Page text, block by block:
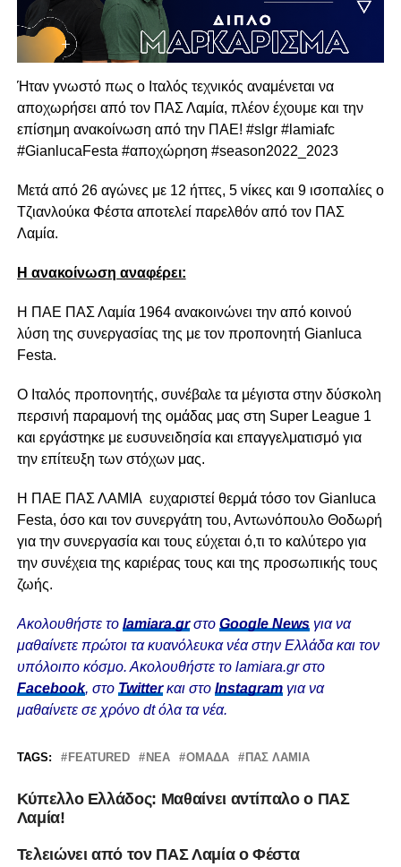
Ήταν γνωστό πως ο Ιταλός τεχνικός αναμένεται να
αποχωρήσει από τον ΠΑΣ Λαμία, πλέον έχουμε και την
επίσημη ανακοίνωση από την ΠΑΕ! #slgr #lamiafc
#GianlucaFesta #αποχώρηση #season2022_2023
Μετά από 26 αγώνες με 12 ήττες, 5 νίκες και 9 ισοπαλίες ο
Τζιανλούκα Φέστα αποτελεί παρελθόν από τον ΠΑΣ
Λαμία.
Η ανακοίνωση αναφέρει:
Η ΠΑΕ ΠΑΣ Λαμία 1964 ανακοινώνει την από κοινού
λύση της συνεργασίας της με τον προπονητή Gianluca
Festa.
Ο Ιταλός προπονητής, συνέβαλε τα μέγιστα στην δύσκολη
περσινή παραμονή της ομάδας μας στη Super League 1
και εργάστηκε με ευσυνειδησία και επαγγελματισμό για
την επίτευξη των στόχων μας.
Η ΠΑΕ ΠΑΣ ΛΑΜΙΑ ευχαριστεί θερμά τόσο τον Gianluca
Festa, όσο και τον συνεργάτη του, Αντωνόπουλο Θοδωρή
για την συνεργασία και τους εύχεται ό,τι το καλύτερο για
την συνέχεια της καριέρας τους και της προσωπικής τους
ζωής.
Ακολουθήστε το lamiara.grστο Google Newsγια να
μαθαίνετε πρώτοι τα κυανόλευκα νέα στην Ελλάδα και τον
υπόλοιπο κόσμο. Ακολουθήστε το lamiara.gr στο
Facebook, στο Twitterκαι στο Instagram για να
μαθαίνετε σε χρόνο dt όλα τα νέα.
TAGS: FEATURED ΝΈΑ ΟΜΆΔΑ ΠΑΣ ΛΑΜΙΑ
Κύπελλο Ελλάδος: Μαθαίνει αντίπαλο ο ΠΑΣ
Λαμία!
Τελειώνει από τον ΠΑΣ Λαμία ο Φέστα